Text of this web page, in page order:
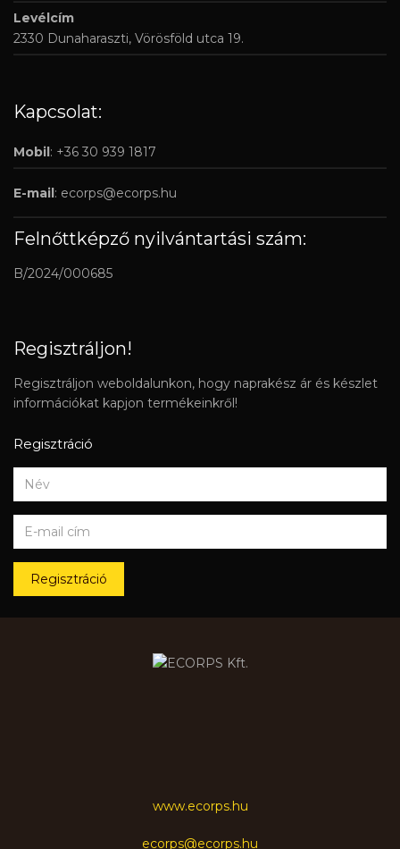
Levélcím
2330 Dunaharaszti, Vörösföld utca 19.
Kapcsolat:
Mobil: +36 30 939 1817
E-mail: ecorps@ecorps.hu
Felnőttképző nyilvántartási szám:
B/2024/000685
Regisztráljon!
Regisztráljon weboldalunkon, hogy naprakész ár és készlet
információkat kapjon termékeinkről!
Regisztráció
Regisztráció
www.ecorps.hu
ecorps@ecorps.hu